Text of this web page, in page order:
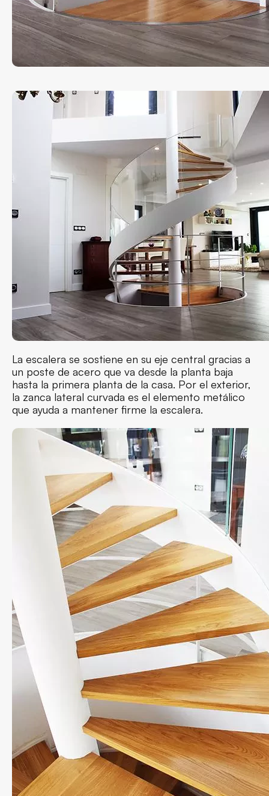
La escalera se sostiene en su eje central gracias a
un poste de acero que va desde la planta baja
hasta la primera planta de la casa. Por el exterior,
la zanca lateral curvada es el elemento metálico
que ayuda a mantener firme la escalera.